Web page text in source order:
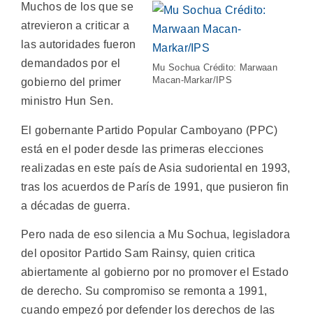
Mu Sochua Crédito: Marwaan
Macan-Markar/IPS
Muchos de los que se
atrevieron a criticar a
las autoridades fueron
demandados por el
gobierno del primer
ministro Hun Sen.
El gobernante Partido Popular Camboyano (PPC)
está en el poder desde las primeras elecciones
realizadas en este país de Asia sudoriental en 1993,
tras los acuerdos de París de 1991, que pusieron fin
a décadas de guerra.
Pero nada de eso silencia a Mu Sochua, legisladora
del opositor Partido Sam Rainsy, quien critica
abiertamente al gobierno por no promover el Estado
de derecho. Su compromiso se remonta a 1991,
cuando empezó por defender los derechos de las